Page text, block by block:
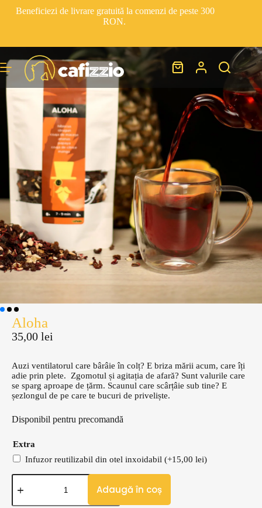
Beneficiezi de livrare gratuită la comenzi de peste 300
RON.
Aloha
35,00 lei
Auzi ventilatorul care bârâie în colț? E briza mării acum, care îți
adie prin plete.
Zgomotul și agitația de afară? Sunt valurile care
se sparg aproape de țărm. Scaunul care scârțâie sub tine? E
șezlongul de pe care te bucuri de priveliște.
Disponibil pentru precomandă
Extra
Infuzor reutilizabil din otel inxoidabil (+15,00 lei)
Adaugă în coș